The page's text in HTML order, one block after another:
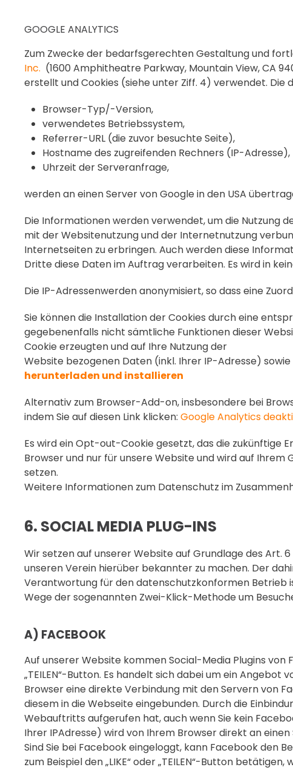
GOOGLE ANALYTICS
Zum Zwecke der bedarfsgerechten Gestaltung und
Inc. (1600 Amphitheatre Parkway, Mountain View, CA
erstellt und Cookies (siehe unter Ziff. 4) verwendet.
Browser-Typ/-Version,
verwendetes Betriebssystem,
Referrer-URL (die zuvor besuchte Seite),
Hostname des zugreifenden Rechners (IP-Adresse),
Uhrzeit der Serveranfrage,
werden an einen Server von Google in den USA
Die Informationen werden verwendet, um die Nutzung
mit der Websitenutzung und der Internetnutzung
Internetseiten zu erbringen. Auch werden diese
Dritte diese Daten im Auftrag verarbeiten. Es wird in
Die IP-Adressenwerden anonymisiert, so dass eine
Sie können die Installation der Cookies durch eine
gegebenenfalls nicht sämtliche Funktionen dieser
Cookie erzeugten und auf Ihre Nutzung der
Website bezogenen Daten (inkl. Ihrer IP-Adresse)
herunterladen und installieren
Alternativ zum Browser-Add-on, insbesondere bei
indem Sie auf diesen Link klicken: Google Analytics
Es wird ein Opt-out-Cookie gesetzt, das die zukünftige
Browser und nur für unsere Website und wird auf Ihrem
setzen.
Weitere Informationen zum Datenschutz im
6. SOCIAL MEDIA PLUG-INS
Wir setzen auf unserer Website auf Grundlage des Art.
unseren Verein hierüber bekannter zu machen. Der
Verantwortung für den datenschutzkonformen Betrieb
Wege der sogenannten Zwei-Klick-Methode um
A) FACEBOOK
Auf unserer Website kommen Social-Media Plugins von
„TEILEN“-Button. Es handelt sich dabei um ein
Browser eine direkte Verbindung mit den Servern von
diesem in die Webseite eingebunden. Durch die
Webauftritts aufgerufen hat, auch wenn Sie kein
Ihrer IPAdresse) wird von Ihrem Browser direkt an
Sind Sie bei Facebook eingeloggt, kann Facebook den
zum Beispiel den „LIKE“ oder „TEILEN“-Button